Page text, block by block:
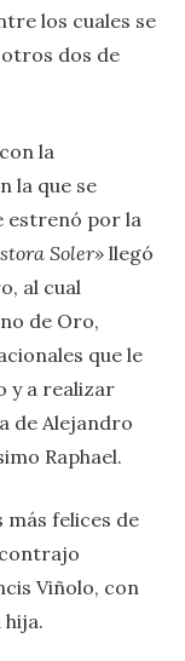
los cuales se
dos de
la
la que se
estrenó por la
Soler» llegó
al cual
de Oro,
que le
y a realizar
de Alejandro
Raphael.
más felices de
Viñolo, con